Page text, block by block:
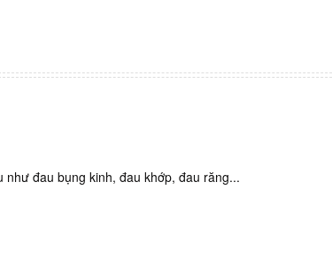
đau bụng kinh, đau khớp, đau răng...